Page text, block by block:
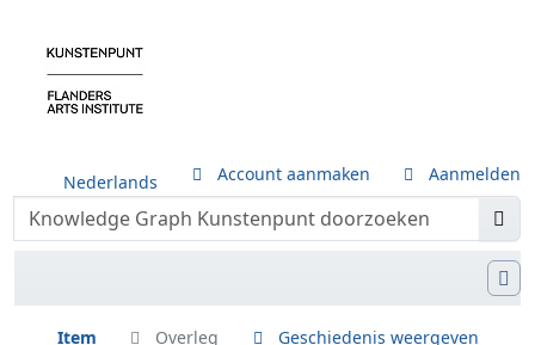
Nederlands Account aanmaken Aanmelden
Item Overleg Geschiedenis weergeven